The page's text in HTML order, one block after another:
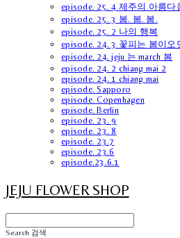
episode. 25. 4 제주의 아름다
episode. 25. 3 봄. 봄. 봄.
episode. 25. 2 나의 행복
episode. 24. 3 꽃피는 봄이오
episode. 24. jeju 는 march 봄
episode. 24. 2 chiang mai 2
episode. 24. 1 chiang mai
episode. Sapporo
episode. Copenhagen
episode. Berlin
episode. 23. 9
episode. 23. 8
episode. 23.7
episode. 23.6
episode.23.6.1
JEJU FLOWER SHOP
Search 검색